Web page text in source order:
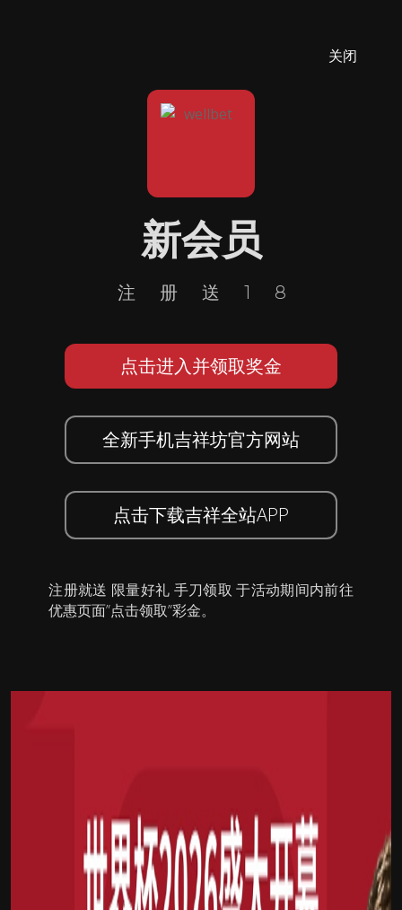
关闭
新会员
注册送18
点击进入并领取奖金
全新手机吉祥坊官方网站
点击下载吉祥全站APP
注册就送 限量好礼 手刀领取 于活动期间内前往
优惠页面”点击领取”彩金。